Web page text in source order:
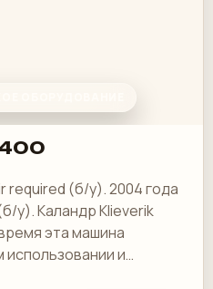
required (б/у). 2004 года
у). Каландр Klieverik
эта машина
использовании и